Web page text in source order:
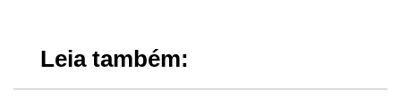
Leia também: